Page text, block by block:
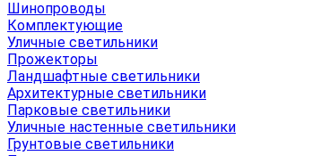
Шинопроводы
Комплектующие
Уличные светильники
Прожекторы
Ландшафтные светильники
Архитектурные светильники
Парковые светильники
Уличные настенные светильники
Грунтовые светильники